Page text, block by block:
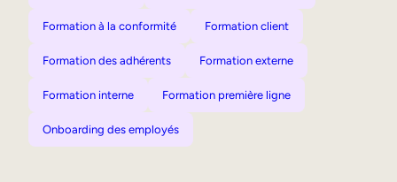
Formation à la conformité Formation client
Formation des adhérents Formation externe
Formation interne Formation première ligne
Onboarding des employés